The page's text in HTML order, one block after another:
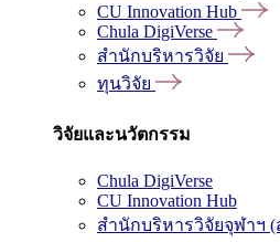
CU Innovation Hub
Chula DigiVerse
สำนักบริหารวิจัย
ทุนวิจัย
วิจัยและนวัตกรรม
Chula DigiVerse
CU Innovation Hub
สำนักบริหารวิจัยจุฬาฯ (